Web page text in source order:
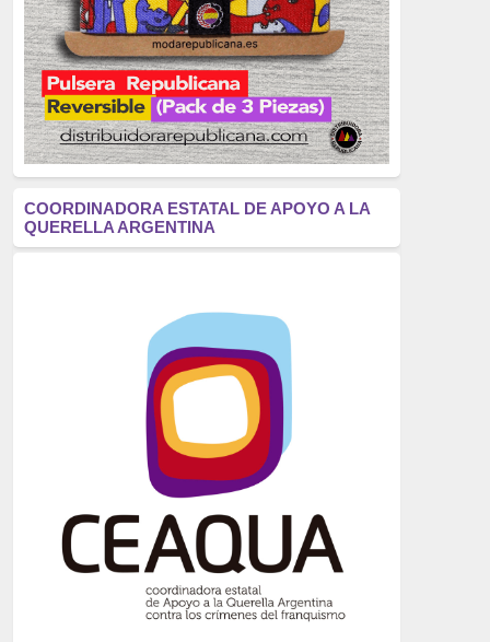
Cultura
(2163)
Guerra
(1674)
genocidio
(1234)
mujer
(1070)
Eventos
(914)
Crímenes del franquismo
(721)
(699)
(607)
neofranquismo
(567)
Justicia Universal
Derechos Humanos
(522)
Nacionalcatolicismo
(514)
COORDINADORA ESTATAL DE APOYO A LA
QUERELLA ARGENTINA